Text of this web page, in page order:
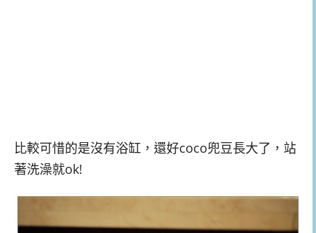
比較可惜的是沒有浴缸，還好coco兜豆長大了，站
著洗澡就ok!